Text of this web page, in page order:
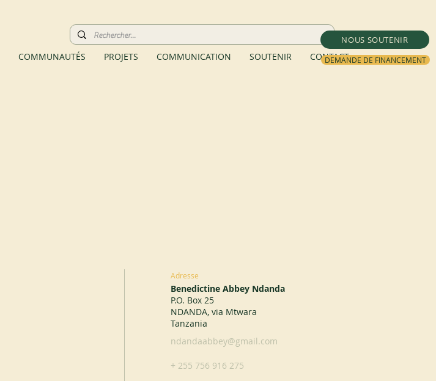
NOUS SOUTENIR
DEMANDE DE FINANCEMENT
COMMUNAUTÉS PROJETS COMMUNICATION SOUTENIR CONTACT
Adresse
Benedictine Abbey Ndanda
P.O. Box 25
NDANDA, via Mtwara
Tanzania
ndandaabbey@gmail.com
+ 255 756 916 275